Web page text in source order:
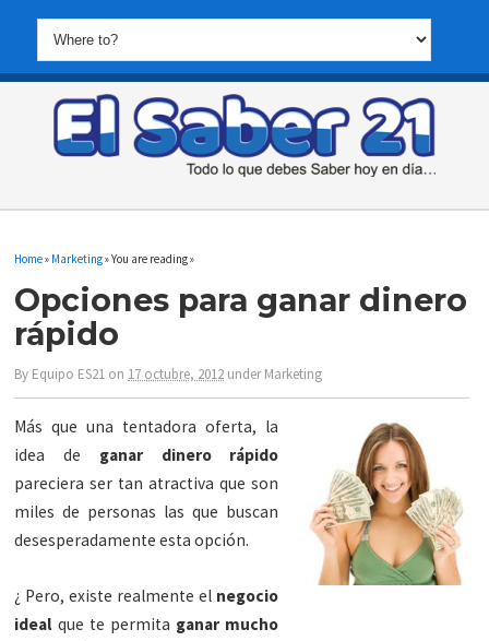
Home» Marketing» You are reading »
Opciones para ganar dinero
rápido
By Equipo ES21 on 17 octubre, 2012 underMarketing
Más que una tentadora oferta, la
idea de ganar dinero rápido
pareciera ser tan atractiva que son
miles de personas las que buscan
desesperadamente esta opción.
¿ Pero, existe realmente el negocio
idealque te permita ganar mucho